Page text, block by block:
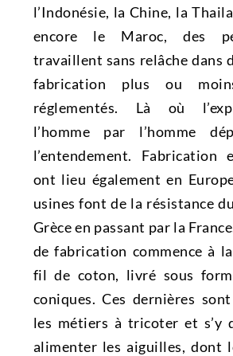
l’Indonésie, la Chine, la
encore le Maroc, des
travaillent sans relâche dans
fabrication plus ou
réglementés. Là où
l’homme par l’homme
l’entendement. Fabrication
ont lieu également en
usines font de la résistance
Grèce en passant par la
de fabrication commence à
fil de coton, livré sous
coniques. Ces dernières
les métiers à tricoter et s’y
alimenter les aiguilles, dont